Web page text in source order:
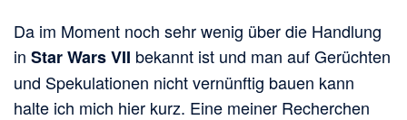
Da im Moment noch sehr wenig über die Handlung
in Star Wars VII bekannt ist und man auf Gerüchten
und Spekulationen nicht vernünftig bauen kann
halte ich mich hier kurz. Eine meiner Recherchen